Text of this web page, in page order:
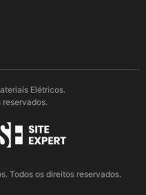
Elétricos.
reservados.
Todos os direitos reservados.